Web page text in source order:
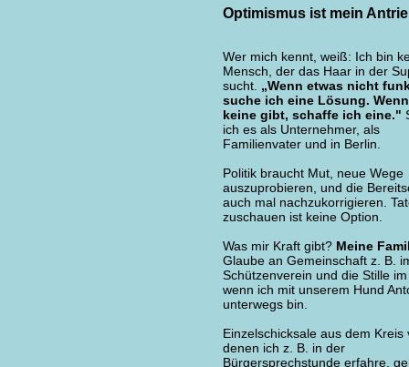
Optimismus ist mein
Wer mich kennt, weiß: Ich bin
Mensch, der das Haar in der
sucht. „Wenn etwas nicht
suche ich eine Lösung.
keine gibt, schaffe ich eine."
ich es als Unternehmer, als
Familienvater und in Berlin.
Politik braucht Mut, neue Wege
auszuprobieren, und die
auch mal nachzukorrigieren.
zuschauen ist keine Option.
Was mir Kraft gibt? Meine
Glaube an Gemeinschaft z. B.
Schützenverein und die Stille im
wenn ich mit unserem Hund
unterwegs bin.
Einzelschicksale aus dem Kreis
denen ich z. B. in der
Bürgersprechstunde erfahre,